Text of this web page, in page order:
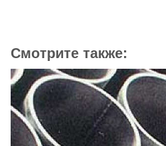
Смотрите также: